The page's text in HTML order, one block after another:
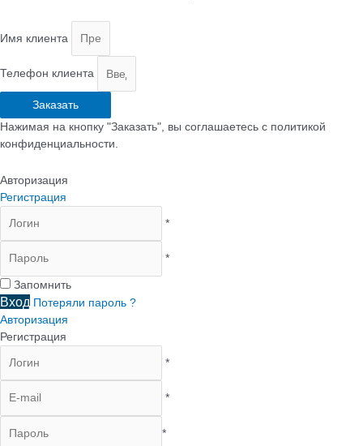
Имя клиента
Телефон клиента
Заказать
Нажимая на кнопку "Заказать", вы соглашаетесь с политикой
конфиденциальности.
Авторизация
Регистрация
*
*
Запомнить
Вход Потеряли пароль ?
Авторизация
Регистрация
*
*
*